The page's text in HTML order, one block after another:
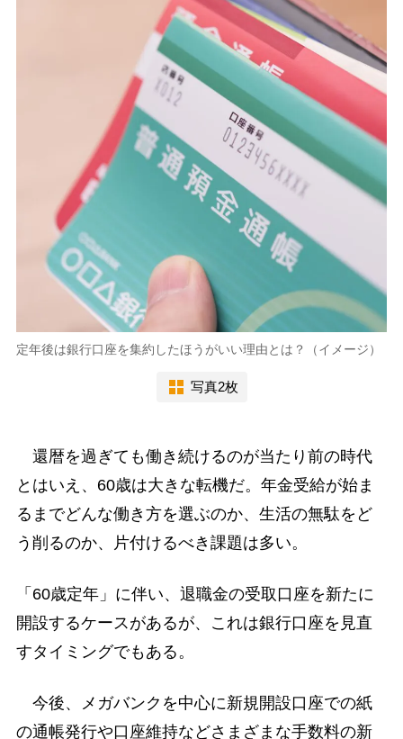
定年後は銀行口座を集約したほうがいい理由とは？（イメージ）
写真2枚
還暦を過ぎても働き続けるのが当たり前の時代
とはいえ、60歳は大きな転機だ。年金受給が始ま
るまでどんな働き方を選ぶのか、生活の無駄をど
う削るのか、片付けるべき課題は多い。
「60歳定年」に伴い、退職金の受取口座を新たに
開設するケースがあるが、これは銀行口座を見直
すタイミングでもある。
今後、メガバンクを中心に新規開設口座での紙
の通帳発行や口座維持などさまざまな手数料の新